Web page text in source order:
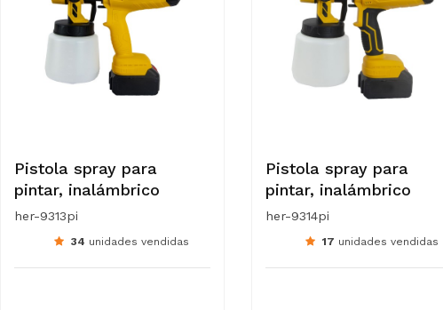
Pistola spray para
pintar, inalámbrico
her-9313pi
34 unidades vendidas
Pistola spray para
pintar, inalámbrico
her-9314pi
17 unidades vendidas